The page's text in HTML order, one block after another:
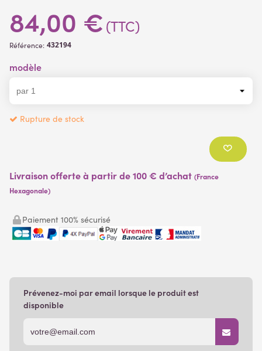
84,00 € (TTC)
Référence: 432194
modèle
Rupture de stock
Livraison offerte à partir de 100 € d’achat (France
Hexagonale)
Paiement 100% sécurisé
Prévenez-moi par email lorsque le produit est
disponible